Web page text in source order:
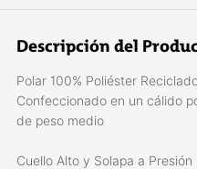
Descripción del
Polar 100% Poliéster
Confeccionado en un cálido
de peso medio
Cuello Alto y Solapa a Presión